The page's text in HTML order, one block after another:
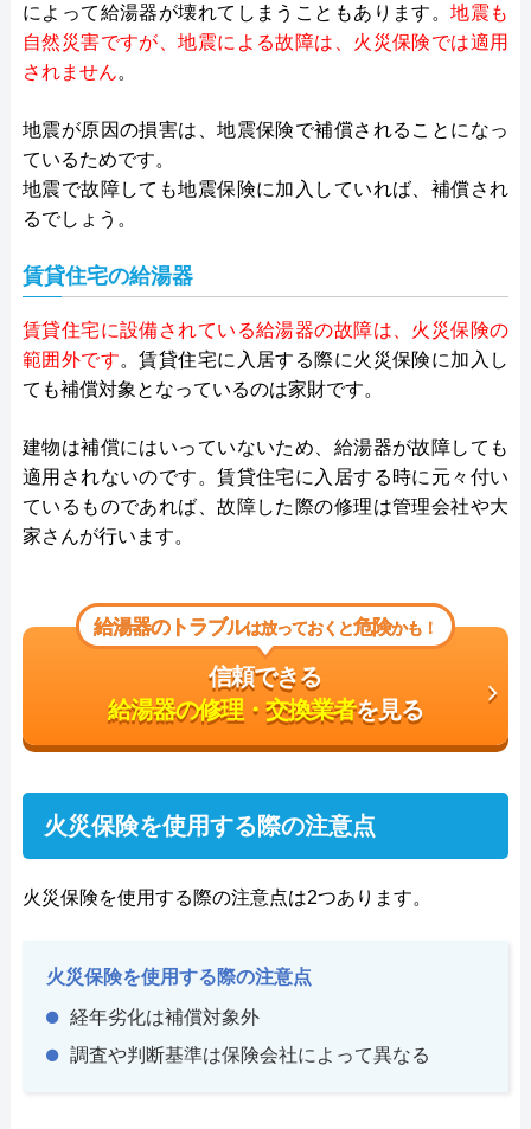
によって給湯器が壊れてしまうこともあります。地震も
自然災害ですが、地震による故障は、火災保険では適用
されません。
地震が原因の損害は、地震保険で補償されることになっ
ているためです。
地震で故障しても地震保険に加入していれば、補償され
るでしょう。
賃貸住宅の給湯器
賃貸住宅に設備されている給湯器の故障は、火災保険の
範囲外です。賃貸住宅に入居する際に火災保険に加入し
ても補償対象となっているのは家財です。
建物は補償にはいっていないため、給湯器が故障しても
適用されないのです。賃貸住宅に入居する時に元々付い
ているものであれば、故障した際の修理は管理会社や大
家さんが行います。
給湯器のトラブルは放っておくと危険かも！
信頼できる
給湯器の修理・交換業者を見る
火災保険を使用する際の注意点
火災保険を使用する際の注意点は2つあります。
火災保険を使用する際の注意点
経年劣化は補償対象外
調査や判断基準は保険会社によって異なる